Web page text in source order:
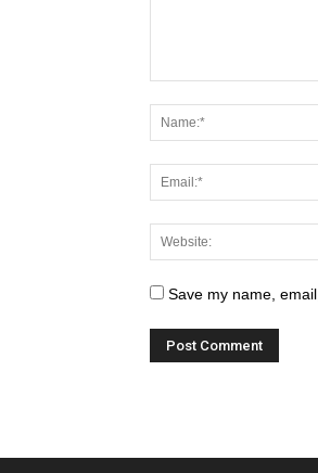
Save my name,